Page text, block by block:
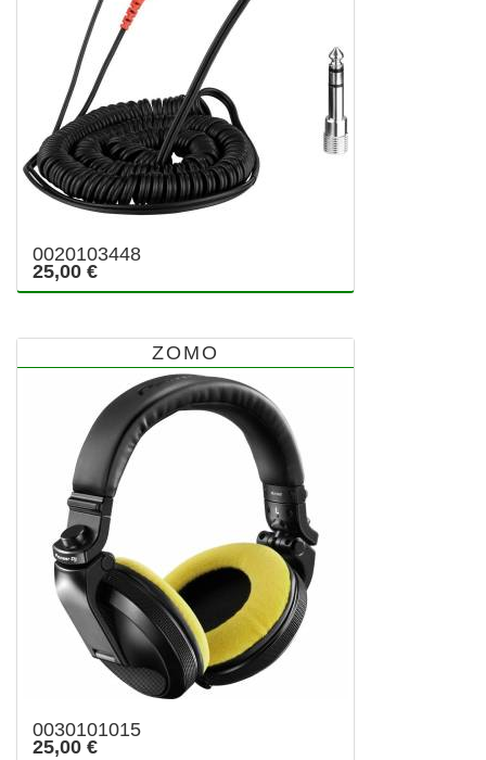
0020103448
25,00 €
ZOMO
0030101015
25,00 €